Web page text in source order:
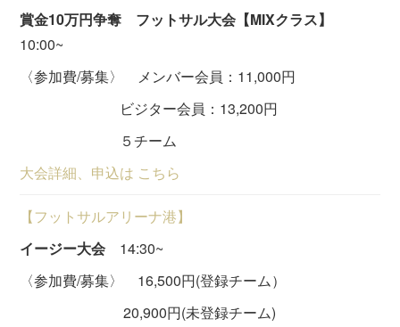
賞金10万円争奪 フットサル大会【MIXクラス】
10:00~
〈参加費/募集〉 メンバー会員：11,000円
ビジター会員：13,200円
５チーム
大会詳細、申込は こちら
【フットサルアリーナ港】
イージー大会 14:30~
〈参加費/募集〉 16,500円(登録チーム）
20,900円(未登録チーム)